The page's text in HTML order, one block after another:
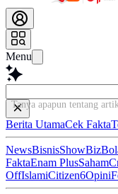
Menu
Tanya apapun tentang
Berita UtamaCek Fakta
NewsBisnisShowBiz
FaktaEnam PlusSaham
OffIslamiCitizen6Opini